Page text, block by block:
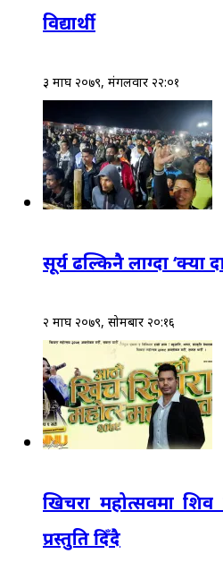
विद्यार्थी
३ माघ २०७९, मंगलवार २२:०१
सूर्य ढल्किनै लाग्दा ‘क्या
२ माघ २०७९, सोमबार २०:१६
खिचरा महोत्सवमा शिव
प्रस्तुति दिँदै